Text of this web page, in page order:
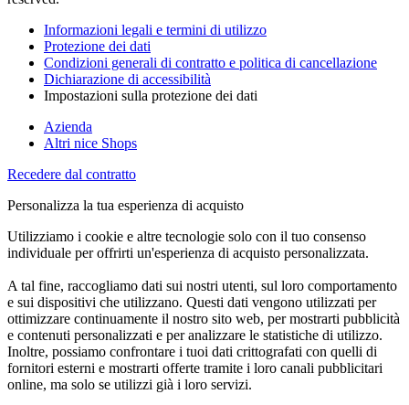
Informazioni legali e termini di utilizzo
Protezione dei dati
Condizioni generali di contratto e politica di cancellazione
Dichiarazione di accessibilità
Impostazioni sulla protezione dei dati
Azienda
Altri nice Shops
Recedere dal contratto
Personalizza la tua esperienza di acquisto
Utilizziamo i cookie e altre tecnologie solo con il tuo consenso
individuale per offrirti un'esperienza di acquisto personalizzata.
A tal fine, raccogliamo dati sui nostri utenti, sul loro comportamento
e sui dispositivi che utilizzano. Questi dati vengono utilizzati per
ottimizzare continuamente il nostro sito web, per mostrarti pubblicità
e contenuti personalizzati e per analizzare le statistiche di utilizzo.
Inoltre, possiamo confrontare i tuoi dati crittografati con quelli di
fornitori esterni e mostrarti offerte tramite i loro canali pubblicitari
online, ma solo se utilizzi già i loro servizi.